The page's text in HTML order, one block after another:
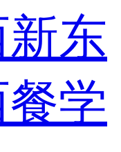
东
学